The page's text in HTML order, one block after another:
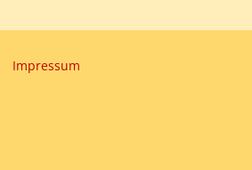
Impressum